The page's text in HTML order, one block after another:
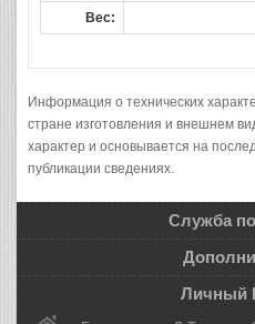
Вес:
Информация о технических
стране изготовления и внешнем
характер и основывается на
публикации сведениях.
Служба
Личный